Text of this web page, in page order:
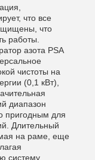
что все
что
работы.
азота PSA
чистоты на
(0,1 кВт),
диапазон
пригодным для
Длительный
на раме, еще
систему